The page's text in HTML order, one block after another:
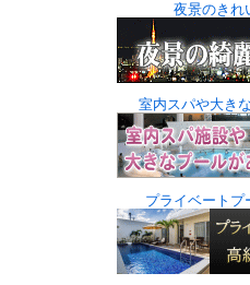
夜景のきれ
室内スパや大き
プライベートプ